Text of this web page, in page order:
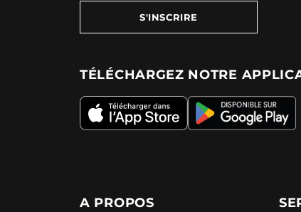
S'INSCRIRE
TÉLÉCHARGEZ NOTRE
A PROPOS